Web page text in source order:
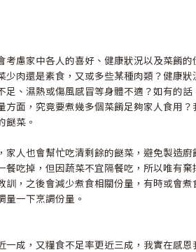
考慮家中各人的喜好、健康狀況以及菜餚的
少肉還是素食，又或多些某種肉類？健康
足、濕熱或傷風感冒等身體不適？如有的
方面，究竟要煮幾多個菜餚足夠家人食用？
餸菜。
家人也會幫忙吃清剩餘的餸菜，避免製造廚
餐吃掉，但因蔬菜不宜隔餐吃，所以唯有棄
訓，之後會減少煮食相關份量，有時或會煮
量一下烹調份量。
一成，又糧食不足率更近三成，我實在感恩